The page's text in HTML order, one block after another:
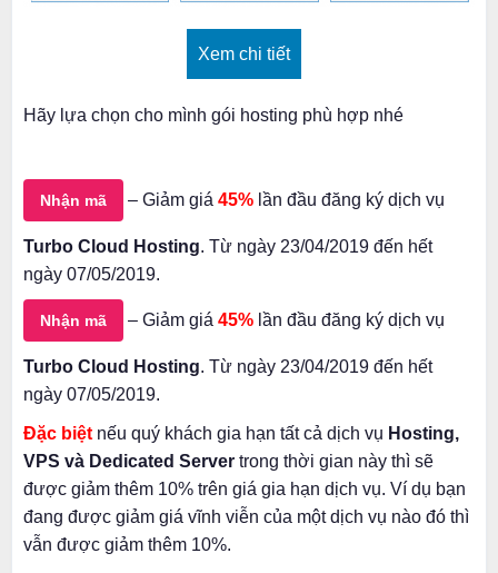
Xem chi tiết
Hãy lựa chọn cho mình gói hosting phù hợp nhé
Nhận mã – Giảm giá 45% lần đầu đăng ký dịch vụ
Turbo Cloud Hosting. Từ ngày 23/04/2019 đến hết
ngày 07/05/2019.
Nhận mã – Giảm giá 45% lần đầu đăng ký dịch vụ
Turbo Cloud Hosting. Từ ngày 23/04/2019 đến hết
ngày 07/05/2019.
Đặc biệt nếu quý khách gia hạn tất cả dịch vụ Hosting,
VPS và Dedicated Server trong thời gian này thì sẽ
được giảm thêm 10% trên giá gia hạn dịch vụ. Ví dụ bạn
đang được giảm giá vĩnh viễn của một dịch vụ nào đó thì
vẫn được giảm thêm 10%.